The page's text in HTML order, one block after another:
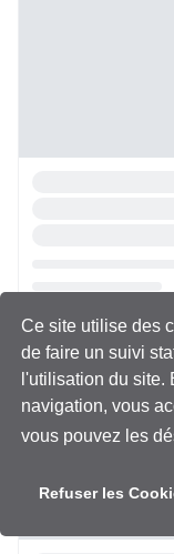
Ce site utilise des
de faire un suivi
l'utilisation du site.
navigation, vous
vous pouvez les
Refuser les
Chargement...